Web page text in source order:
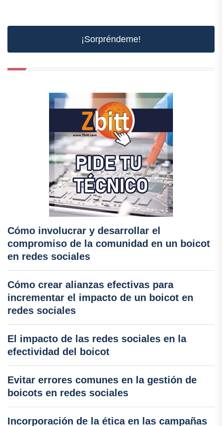
¡Sorpréndeme!
Cómo involucrar y desarrollar el
compromiso de la comunidad en un boicot
en redes sociales
Cómo crear alianzas efectivas para
incrementar el impacto de un boicot en
redes sociales
El impacto de las redes sociales en la
efectividad del boicot
Evitar errores comunes en la gestión de
boicots en redes sociales
Incorporación de la ética en las campañas